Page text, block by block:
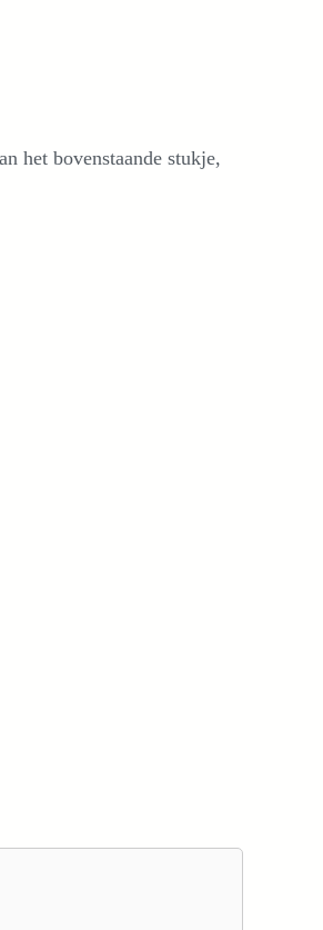
het bovenstaande stukje,